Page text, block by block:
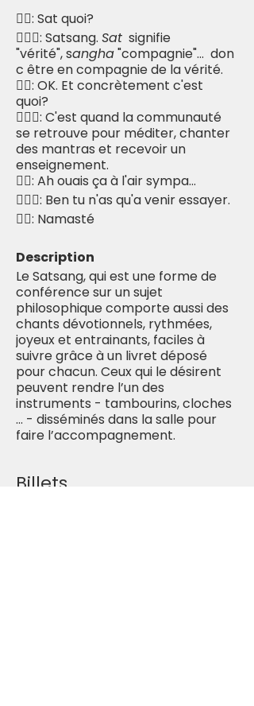
🧘‍♀️: Sat quoi?
🧘🏾‍♂️: Satsang. Sat signifie
"vérité", sangha"compagnie"... don
c être en compagnie de la vérité.
🧘‍♀️: OK. Et concrètement c'est
quoi?
🧘🏾‍♂️: C'est quand la communauté
se retrouve pour méditer, chanter
des mantras et recevoir un
enseignement.
🧘‍♀️: Ah ouais ça à l'air sympa...
🧘🏾‍♂️: Ben tu n'as qu'a venir essayer.
🧘‍♀️: Namasté
Description
Le Satsang, qui est une forme de
conférence sur un sujet
philosophique comporte aussi des
chants dévotionnels, rythmées,
joyeux et entrainants, faciles à
suivre grâce à un livret déposé
pour chacun. Ceux qui le désirent
peuvent rendre l’un des
instruments - tambourins, cloches
… - disséminés dans la salle pour
faire l’accompagnement.
Billets